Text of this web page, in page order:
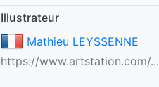
Illustrateur
Mathieu LEYSSENNE
https://www.artstation.com/...